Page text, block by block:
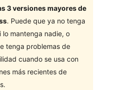
3 versiones mayores de
. Puede que ya no tenga
lo mantenga nadie, o
tenga problemas de
cuando se usa con
más recientes de